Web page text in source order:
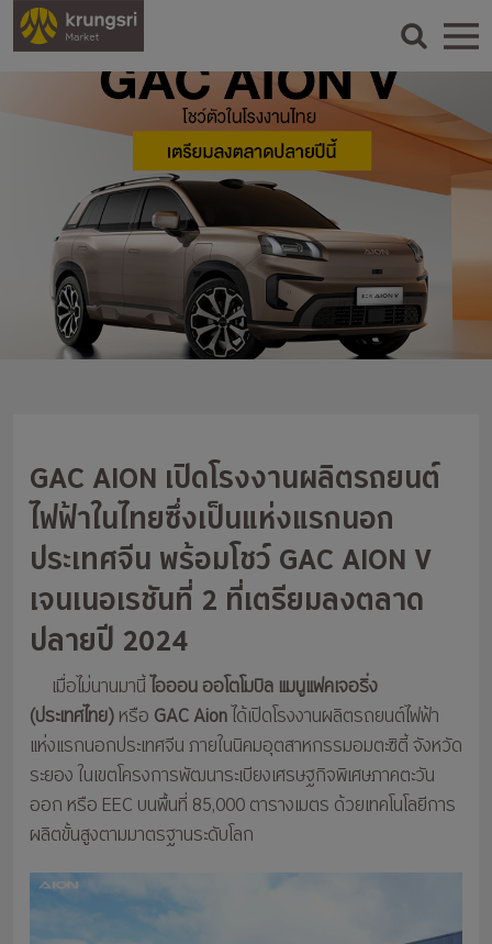
GAC AION เปิดโรงงานผลิตรถยนต์
ไฟฟ้าในไทยซึ่งเป็นแห่งแรกนอก
ประเทศจีน พร้อมโชว์ GAC AION V
เจนเนอเรชันที่ 2 ที่เตรียมลงตลาด
ปลายปี 2024
เมื่อไม่นานมานี้ไอออน ออโตโมบิล แมนูแฟคเจอริ่ง
(ประเทศไทย)หรือ GAC Aionได้เปิดโรงงานผลิตรถยนต์ไฟฟ้า
แห่งแรกนอกประเทศจีน ภายในนิคมอุตสาหกรรมอมตะซิตี้ จังหวัด
ระยอง ในเขตโครงการพัฒนาระเบียงเศรษฐกิจพิเศษภาคตะวัน
ออก หรือ EEC บนพื้นที่ 85,000 ตารางเมตร ด้วยเทคโนโลยีการ
ผลิตขั้นสูงตามมาตรฐานระดับโลก